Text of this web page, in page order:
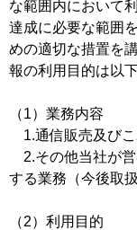
な範囲内において
達成に必要な範囲
めの適切な措置を
報の利用目的は以
（1）業務内容
1.通信販売及び
2.その他当社が営
する業務（今後取
（2）利用目的